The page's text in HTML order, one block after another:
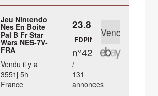
Jeu Nintendo
Nes En Boite
Pal B Fr Star
Wars NES-7V-
FRA
Vendu il y a
3551j 5h
France
23.8 €
FDPIN
n°42
/
131
annonces